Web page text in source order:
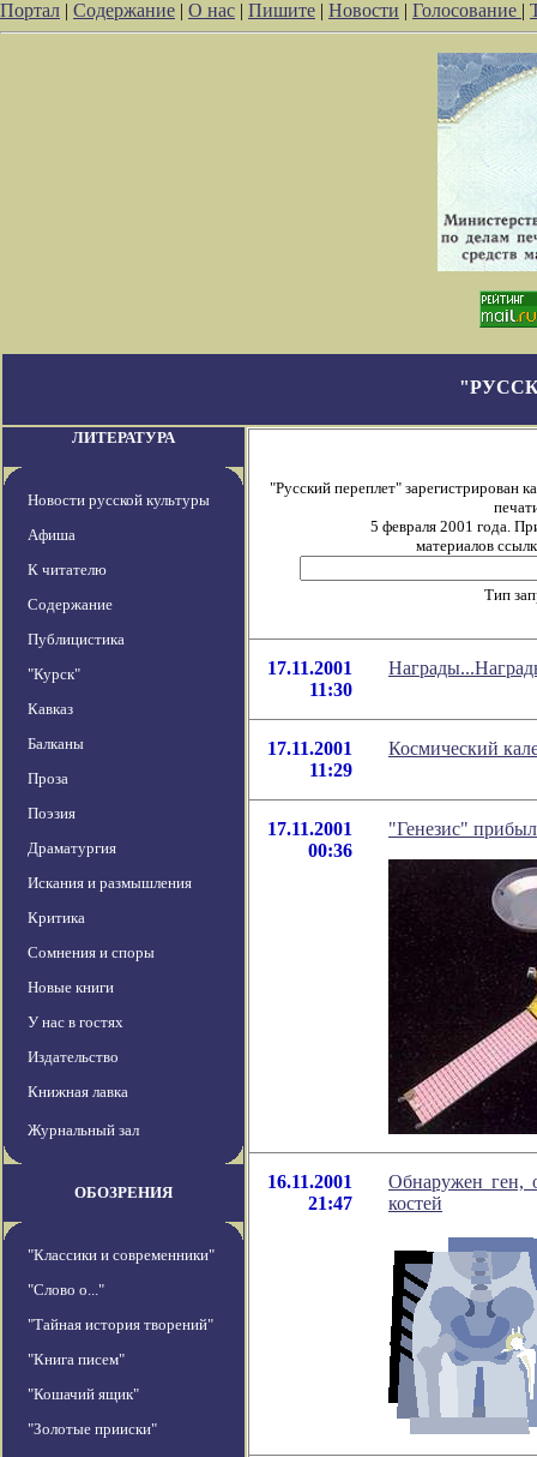
Портал | Содержание | О нас | Пишите | Новости | Голосование |
ЛИТЕРАТУРА
Новости русской культуры
Афиша
К читателю
Содержание
Публицистика
"Курск"
Кавказ
Балканы
Проза
Поэзия
Драматургия
Искания и размышления
Критика
Сомнения и споры
Новые книги
У нас в гостях
Издательство
Книжная лавка
Журнальный зал
ОБОЗРЕНИЯ
"Классики и современники"
"Слово о..."
"Тайная история творений"
"Книга писем"
"Кошачий ящик"
"Золотые прииски"
"Русский переплет" зарегистрирован
5 февраля 2001 года.
материалов
Тип
17.11.2001
11:30
17.11.2001
11:29
Космический
17.11.2001
00:36
"Генезис"
16.11.2001
21:47
Обнаружен ген,
костей